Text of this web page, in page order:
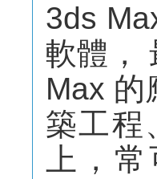
3ds
軟體，
Max 的
築工程
上，